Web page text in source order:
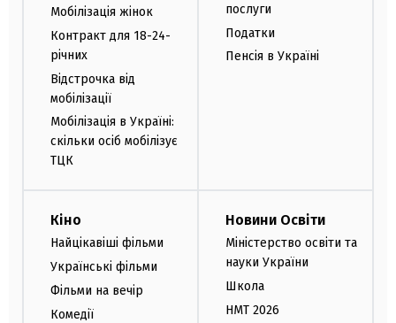
Мобілізація жінок
Контракт для 18-24-
річних
Відстрочка від
мобілізації
Мобілізація в Україні:
скільки осіб мобілізує
ТЦК
послуги
Податки
Пенсія в Україні
Кіно
Найцікавіші фільми
Українські фільми
Фільми на вечір
Комедії
Новини Освіти
Міністерство освіти та
науки України
Школа
НМТ 2026